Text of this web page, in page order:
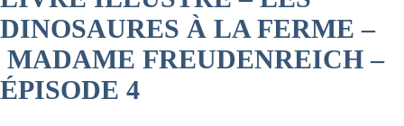
DINOSAURES À LA FERME –
MADAME FREUDENREICH –
ÉPISODE 4